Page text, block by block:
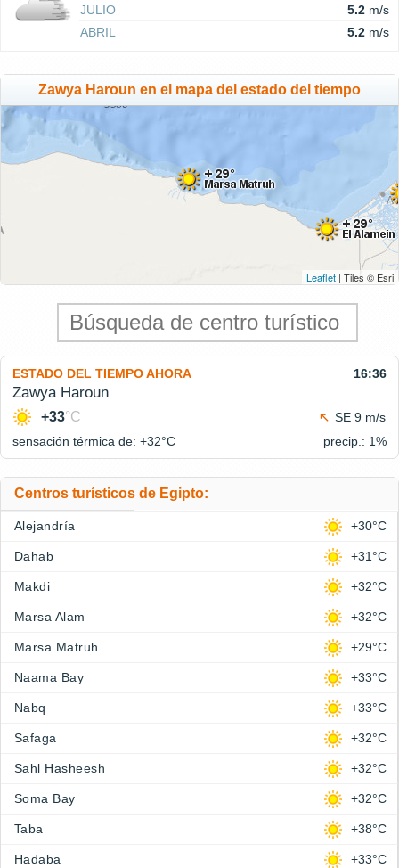
JULIO
5.2 m/s
ABRIL
5.2 m/s
Zawya Haroun en el mapa del estado del tiempo
Leaflet | Tiles © Esri
ESTADO DEL TIEMPO AHORA 16:36
Zawya Haroun
+33°C
SE 9 m/s
sensación térmica de: +32°C precip.: 1%
Centros turísticos de Egipto:
Alejandría +30°C
Dahab +31°C
Makdi +32°C
Marsa Alam +32°C
Marsa Matruh +29°C
Naama Bay +33°C
Nabq +33°C
Safaga +32°C
Sahl Hasheesh +32°C
Soma Bay +32°C
Taba +38°C
Hadaba +33°C